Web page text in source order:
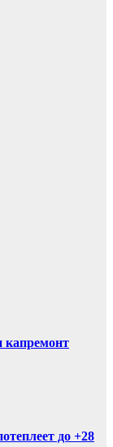
капремонт
до +28